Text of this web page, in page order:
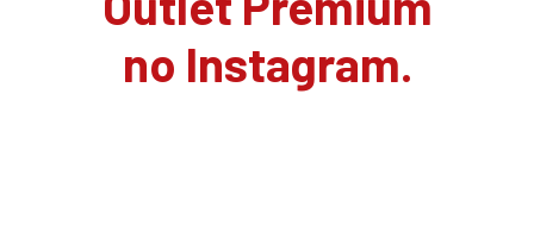
no Instagram.